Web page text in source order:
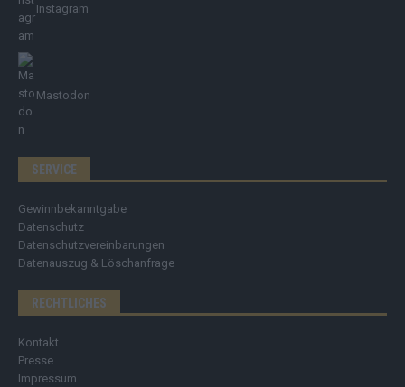
Instagram
Mastodon
SERVICE
Gewinnbekanntgabe
Datenschutz
Datenschutzvereinbarungen
Datenauszug & Löschanfrage
RECHTLICHES
Kontakt
Presse
Impressum